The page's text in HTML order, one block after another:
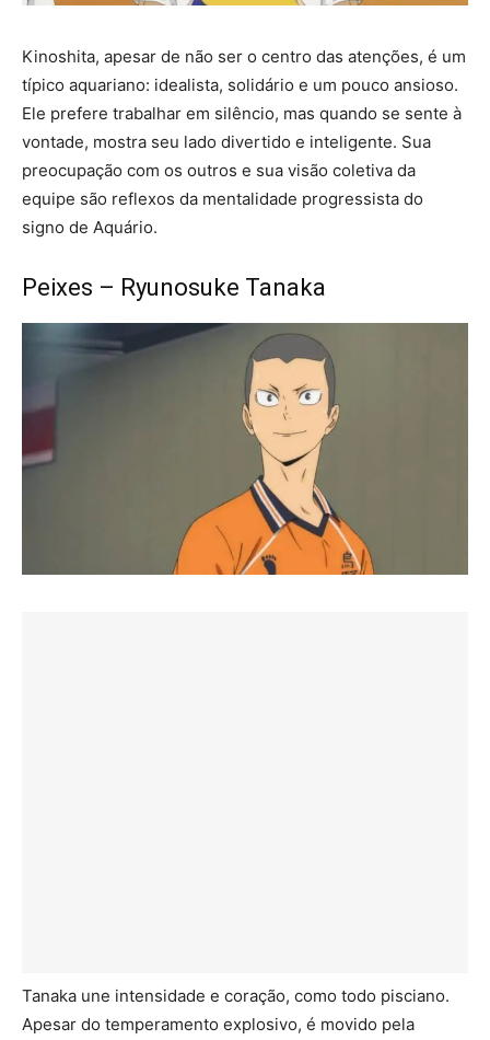
Kinoshita, apesar de não ser o centro das atenções, é um
típico aquariano: idealista, solidário e um pouco ansioso.
Ele prefere trabalhar em silêncio, mas quando se sente à
vontade, mostra seu lado divertido e inteligente. Sua
preocupação com os outros e sua visão coletiva da
equipe são reflexos da mentalidade progressista do
signo de Aquário.
Peixes – Ryunosuke Tanaka
Tanaka une intensidade e coração, como todo pisciano.
Apesar do temperamento explosivo, é movido pela